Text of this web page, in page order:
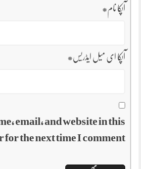
آپکا نام*
آپکا ای میل ایڈریس*
email, and website in this
for the next time I comment.